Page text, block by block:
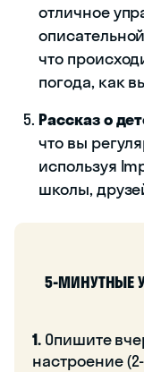
отличное
что
погода, как
Рассказ о
что вы
используя
школы,
5-МИНУТНЫЕ
1.Опишите
настроение